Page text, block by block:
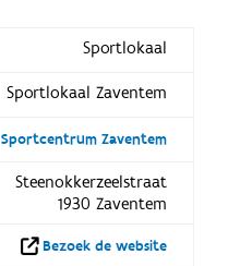
Sportlokaal
Sportlokaal Zaventem
Sportcentrum Zaventem
Steenokkerzeelstraat
1930 Zaventem
Bezoek de website